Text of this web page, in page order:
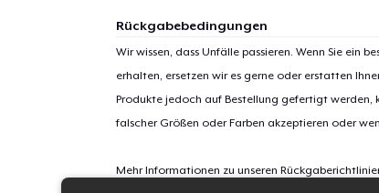
Rückgabebedingungen
Wir wissen, dass Unfälle passieren. Wenn Sie ein
erhalten, ersetzen wir es gerne oder erstatten
Produkte jedoch auf Bestellung gefertigt werden,
falscher Größen oder Farben akzeptieren oder
Mehr Informationen zu unseren